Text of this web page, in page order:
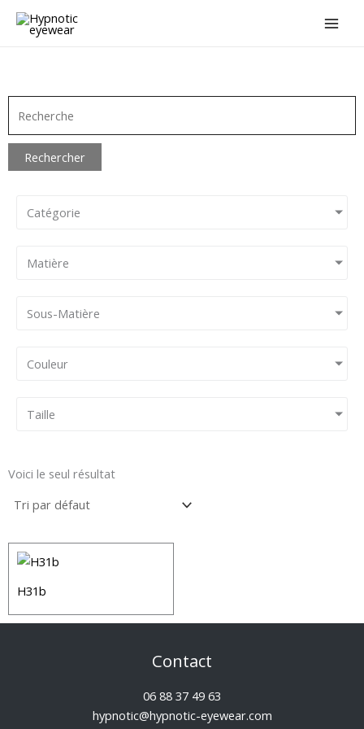
Aller
Rechercher
Catégorie
Matière
Sous-Matière
Couleur
Taille
Voici le seul résultat
H31b
Contact
06 88 37 49 63
hypnotic@hypnotic-eyewear.com